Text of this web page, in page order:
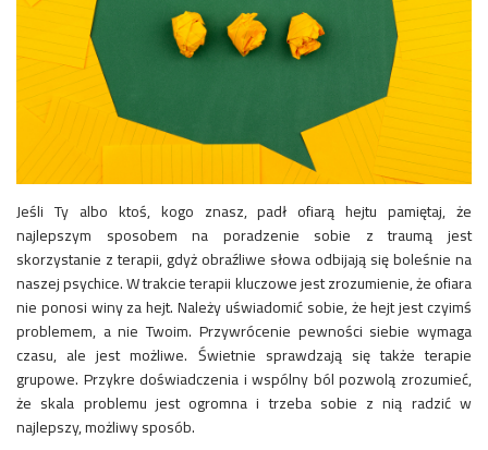
Jeśli Ty albo ktoś, kogo znasz, padł ofiarą hejtu pamiętaj, że
najlepszym sposobem na poradzenie sobie z traumą jest
skorzystanie z terapii, gdyż obraźliwe słowa odbijają się boleśnie na
naszej psychice. W trakcie terapii kluczowe jest zrozumienie, że ofiara
nie ponosi winy za hejt. Należy uświadomić sobie, że hejt jest czyimś
problemem, a nie Twoim. Przywrócenie pewności siebie wymaga
czasu, ale jest możliwe. Świetnie sprawdzają się także terapie
grupowe. Przykre doświadczenia i wspólny ból pozwolą zrozumieć,
że skala problemu jest ogromna i trzeba sobie z nią radzić w
najlepszy, możliwy sposób.